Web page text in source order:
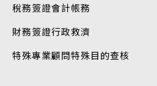
稅務簽證會計帳務
財務簽證行政救濟
特殊專業顧問特殊目的查核